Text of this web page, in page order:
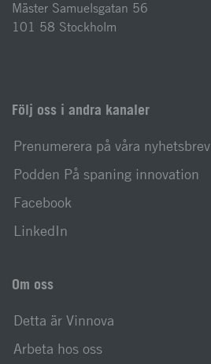
Mäster Samuelsgatan 56
101 58 Stockholm
Följ oss i andra kanaler
Prenumerera på våra nyhetsbrev
Podden På spaning innovation
Facebook
LinkedIn
Om oss
Detta är Vinnova
Arbeta hos oss